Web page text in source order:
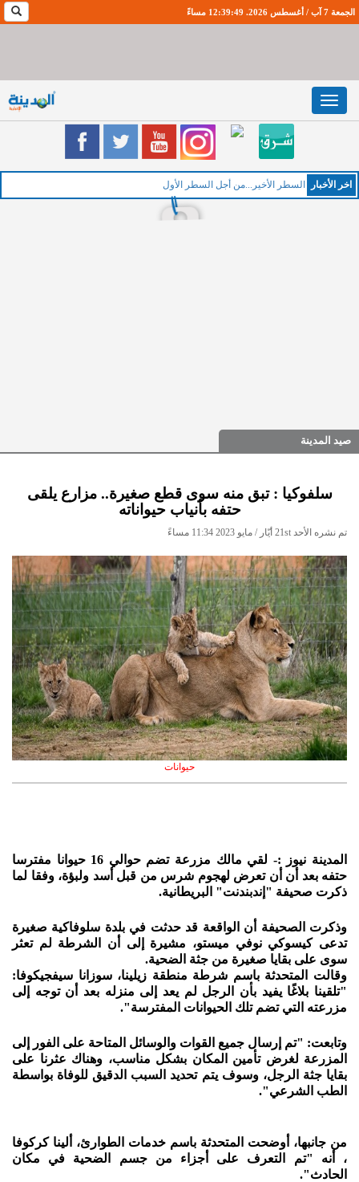
الجمعة 7 آب / أغسطس 2026. 12:39:50 مساءً
Toggle
navigation
اخر اﻷخبار ال
صيد المدينة
سلفوكيا : تبق منه سوى قطع صغيرة.. مزارع يلقى
حتفه بأنياب حيواناته
تم نشره الأحد 21st أيّار / مايو 2023 11:34 مساءً
حيوانات
المدينة نيوز :- لقي مالك مزرعة تضم حوالي 16 حيوانا مفترسا
حتفه بعد أن أن تعرض لهجوم شرس من قبل أسد ولبؤة، وفقا لما
ذكرت صحيفة "إندبندنت" البريطانية.
وذكرت الصحيفة أن الواقعة قد حدثت في بلدة سلوفاكية صغيرة
تدعى كيسوكي نوفي ميستو، مشيرة إلى أن الشرطة لم تعثر
سوى على بقايا صغيرة من جثة الضحية.
وقالت المتحدثة باسم شرطة منطقة زيلينا، سوزانا سيفجيكوفا:
"تلقينا بلاغًا يفيد بأن الرجل لم يعد إلى منزله بعد أن توجه إلى
مزرعته التي تضم تلك الحيوانات المفترسة".
وتابعت: "تم إرسال جميع القوات والوسائل المتاحة على الفور إلى
المزرعة لغرض تأمين المكان بشكل مناسب، وهناك عثرنا على
بقايا جثة الرجل، وسوف يتم تحديد السبب الدقيق للوفاة بواسطة
الطب الشرعي".
من جانبها، أوضحت المتحدثة باسم خدمات الطوارئ، ألينا كركوفا
، أنه "تم التعرف على أجزاء من جسم الضحية في مكان
الحادث".